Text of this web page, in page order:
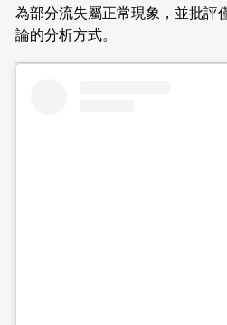
為部分流失屬正常現象，並批評
論的分析方式。